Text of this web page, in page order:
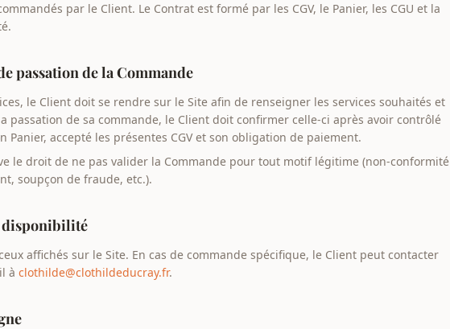
par le Client. Le Contrat est formé par les CGV, le Panier, les CGU et la
passation de la Commande
le Client doit se rendre sur le Site afin de renseigner les services souhaités et
passation de sa commande, le Client doit confirmer celle-ci après avoir contrôlé
Panier, accepté les présentes CGV et son obligation de paiement.
le droit de ne pas valider la Commande pour tout motif légitime (non-conformité
soupçon de fraude, etc.).
disponibilité
affichés sur le Site. En cas de commande spécifique, le Client peut contacter
à clothilde@clothildeducray.fr.